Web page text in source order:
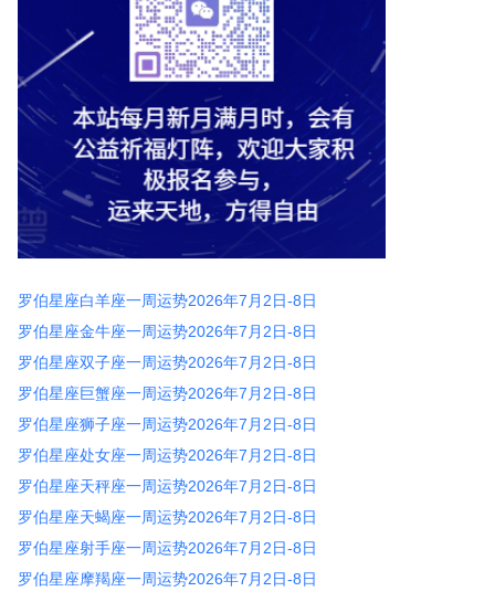
罗伯星座白羊座一周运势2026年7月2日-8日
罗伯星座金牛座一周运势2026年7月2日-8日
罗伯星座双子座一周运势2026年7月2日-8日
罗伯星座巨蟹座一周运势2026年7月2日-8日
罗伯星座狮子座一周运势2026年7月2日-8日
罗伯星座处女座一周运势2026年7月2日-8日
罗伯星座天秤座一周运势2026年7月2日-8日
罗伯星座天蝎座一周运势2026年7月2日-8日
罗伯星座射手座一周运势2026年7月2日-8日
罗伯星座摩羯座一周运势2026年7月2日-8日